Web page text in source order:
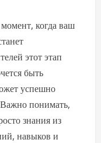
когда ваш
этот этап
быть
успешно
понимать,
знания из
навыков и